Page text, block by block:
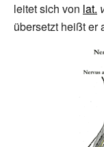
leitet sich von lat.
übersetzt heißt er